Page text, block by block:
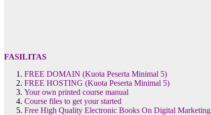
FASILITAS
FREE DOMAIN (Kuota Peserta Minimal 5)
FREE HOSTING (Kuota Peserta Minimal 5)
Your own printed course manual
Course files to get your started
Free High Quality Electronic Books On Digital Marketing